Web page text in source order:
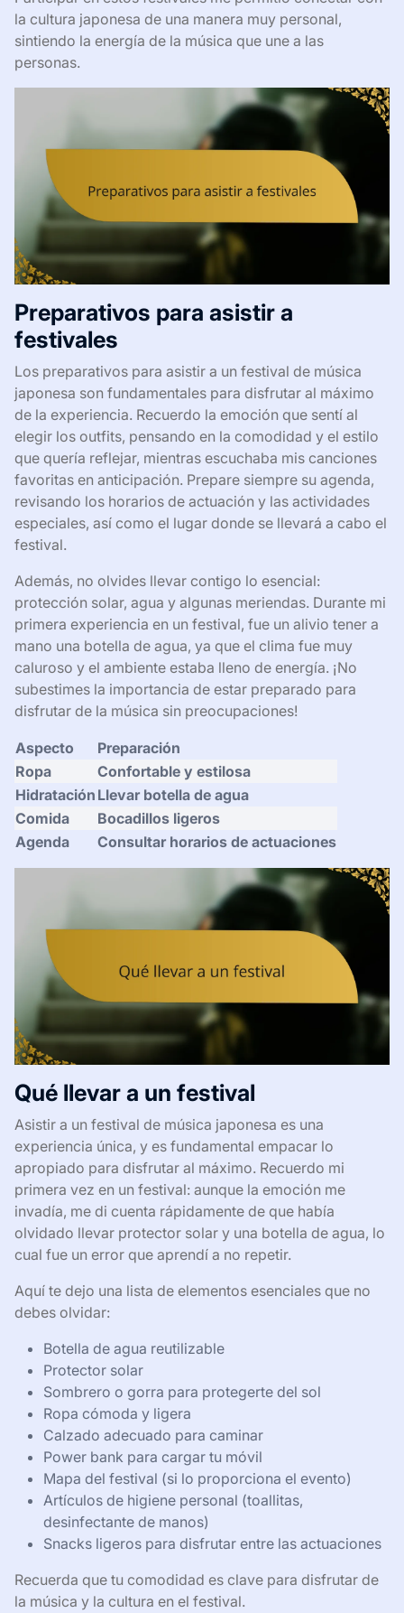
la cultura japonesa de una manera muy personal,
sintiendo la energía de la música que une a las
personas.
Preparativos para asistir a
festivales
Los preparativos para asistir a un festival de música
japonesa son fundamentales para disfrutar al máximo
de la experiencia. Recuerdo la emoción que sentí al
elegir los outfits, pensando en la comodidad y el estilo
que quería reflejar, mientras escuchaba mis canciones
favoritas en anticipación. Prepare siempre su agenda,
revisando los horarios de actuación y las actividades
especiales, así como el lugar donde se llevará a cabo el
festival.
Además, no olvides llevar contigo lo esencial:
protección solar, agua y algunas meriendas. Durante mi
primera experiencia en un festival, fue un alivio tener a
mano una botella de agua, ya que el clima fue muy
caluroso y el ambiente estaba lleno de energía. ¡No
subestimes la importancia de estar preparado para
disfrutar de la música sin preocupaciones!
Aspecto
Preparación
Ropa
Confortable y estilosa
Hidratación Llevar botella de agua
Comida
Bocadillos ligeros
Agenda
Consultar horarios de actuaciones
Qué llevar a un festival
Asistir a un festival de música japonesa es una
experiencia única, y es fundamental empacar lo
apropiado para disfrutar al máximo. Recuerdo mi
primera vez en un festival: aunque la emoción me
invadía, me di cuenta rápidamente de que había
olvidado llevar protector solar y una botella de agua, lo
cual fue un error que aprendí a no repetir.
Aquí te dejo una lista de elementos esenciales que no
debes olvidar:
Botella de agua reutilizable
Protector solar
Sombrero o gorra para protegerte del sol
Ropa cómoda y ligera
Calzado adecuado para caminar
Power bank para cargar tu móvil
Mapa del festival (si lo proporciona el evento)
Artículos de higiene personal (toallitas,
desinfectante de manos)
Snacks ligeros para disfrutar entre las actuaciones
Recuerda que tu comodidad es clave para disfrutar de
la música y la cultura en el festival.